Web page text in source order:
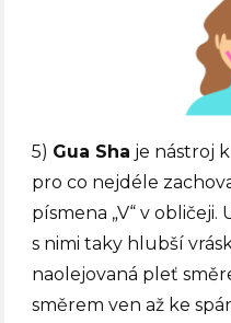
5) Gua Sha je nástroj
pro co nejdéle
písmena „V“ v
s nimi taky hlubší
naolejovaná pleť
směrem ven až ke